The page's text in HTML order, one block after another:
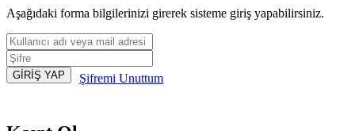
Aşağıdaki forma bilgilerinizi girerek sisteme giriş yapabilirsiniz.
Şifremi Unuttum